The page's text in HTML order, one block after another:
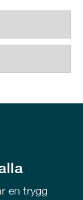
en trygg